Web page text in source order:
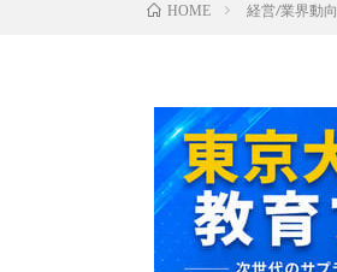
HOME 経営/業界動向